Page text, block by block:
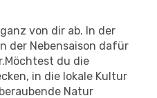
von dir ab. In der
der Nebensaison dafür
du die
in die lokale Kultur
Natur